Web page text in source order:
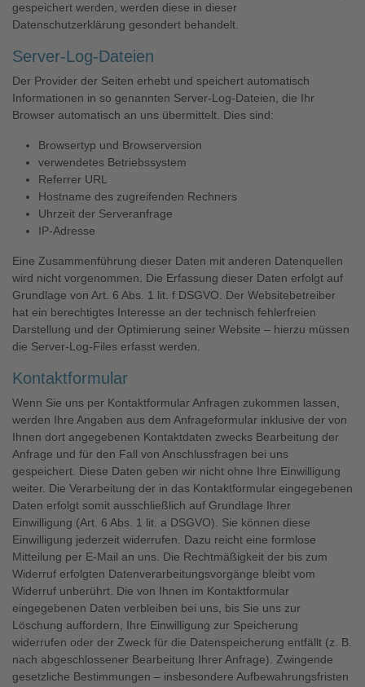
gespeichert werden, werden diese in dieser
Datenschutzerklärung gesondert behandelt.
Server-Log-Dateien
Der Provider der Seiten erhebt und speichert automatisch
Informationen in so genannten Server-Log-Dateien, die Ihr
Browser automatisch an uns übermittelt. Dies sind:
Browsertyp und Browserversion
verwendetes Betriebssystem
Referrer URL
Hostname des zugreifenden Rechners
Uhrzeit der Serveranfrage
IP-Adresse
Eine Zusammenführung dieser Daten mit anderen Datenquellen
wird nicht vorgenommen. Die Erfassung dieser Daten erfolgt auf
Grundlage von Art. 6 Abs. 1 lit. f DSGVO. Der Websitebetreiber
hat ein berechtigtes Interesse an der technisch fehlerfreien
Darstellung und der Optimierung seiner Website – hierzu müssen
die Server-Log-Files erfasst werden.
Kontaktformular
Wenn Sie uns per Kontaktformular Anfragen zukommen lassen,
werden Ihre Angaben aus dem Anfrageformular inklusive der von
Ihnen dort angegebenen Kontaktdaten zwecks Bearbeitung der
Anfrage und für den Fall von Anschlussfragen bei uns
gespeichert. Diese Daten geben wir nicht ohne Ihre Einwilligung
weiter. Die Verarbeitung der in das Kontaktformular eingegebenen
Daten erfolgt somit ausschließlich auf Grundlage Ihrer
Einwilligung (Art. 6 Abs. 1 lit. a DSGVO). Sie können diese
Einwilligung jederzeit widerrufen. Dazu reicht eine formlose
Mitteilung per E-Mail an uns. Die Rechtmäßigkeit der bis zum
Widerruf erfolgten Datenverarbeitungsvorgänge bleibt vom
Widerruf unberührt. Die von Ihnen im Kontaktformular
eingegebenen Daten verbleiben bei uns, bis Sie uns zur
Löschung auffordern, Ihre Einwilligung zur Speicherung
widerrufen oder der Zweck für die Datenspeicherung entfällt (z. B.
nach abgeschlossener Bearbeitung Ihrer Anfrage). Zwingende
gesetzliche Bestimmungen – insbesondere Aufbewahrungsfristen